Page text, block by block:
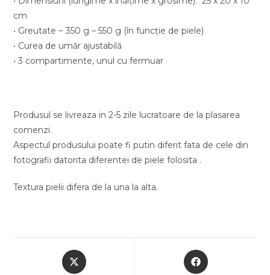
cm
• Greutate ~ 350 g – 550 g (în funcție de piele)
• Curea de umăr ajustabilă
• 3 compartimente, unul cu fermuar
Produsul se livreaza in 2-5 zile lucratoare de la plasarea
comenzi.
Aspectul produsului poate fi putin diferit fata de cele din
fotografii datorita diferentei de piele folosita .
Textura pielii difera de la una la alta.
Opens
in
Opens
in